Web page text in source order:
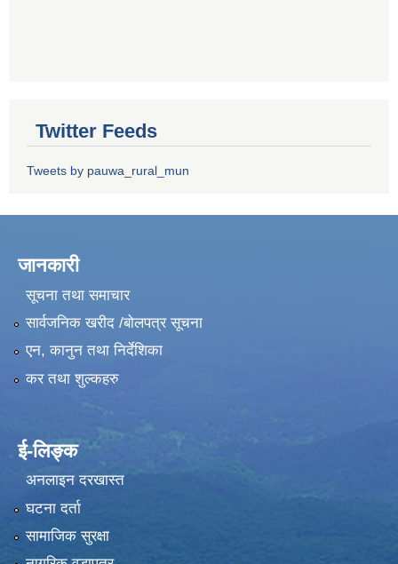
Twitter Feeds
Tweets by pauwa_rural_mun
जानकारी
सूचना तथा समाचार
सार्वजनिक खरीद /बोलपत्र सूचना
एन, कानुन तथा निर्देशिका
कर तथा शुल्कहरु
ई-लिङ्क
अनलाइन दरखास्त
घटना दर्ता
सामाजिक सुरक्षा